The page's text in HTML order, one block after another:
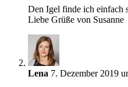
Den Igel finde ich einfach
Liebe Grüße von Susanne
Lena 7. Dezember 2019